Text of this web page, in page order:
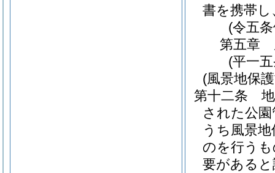
書を携帯
(令五
第五章
(平一
(風景地保
第十二条
された公
うち風景
のを行う
要がある